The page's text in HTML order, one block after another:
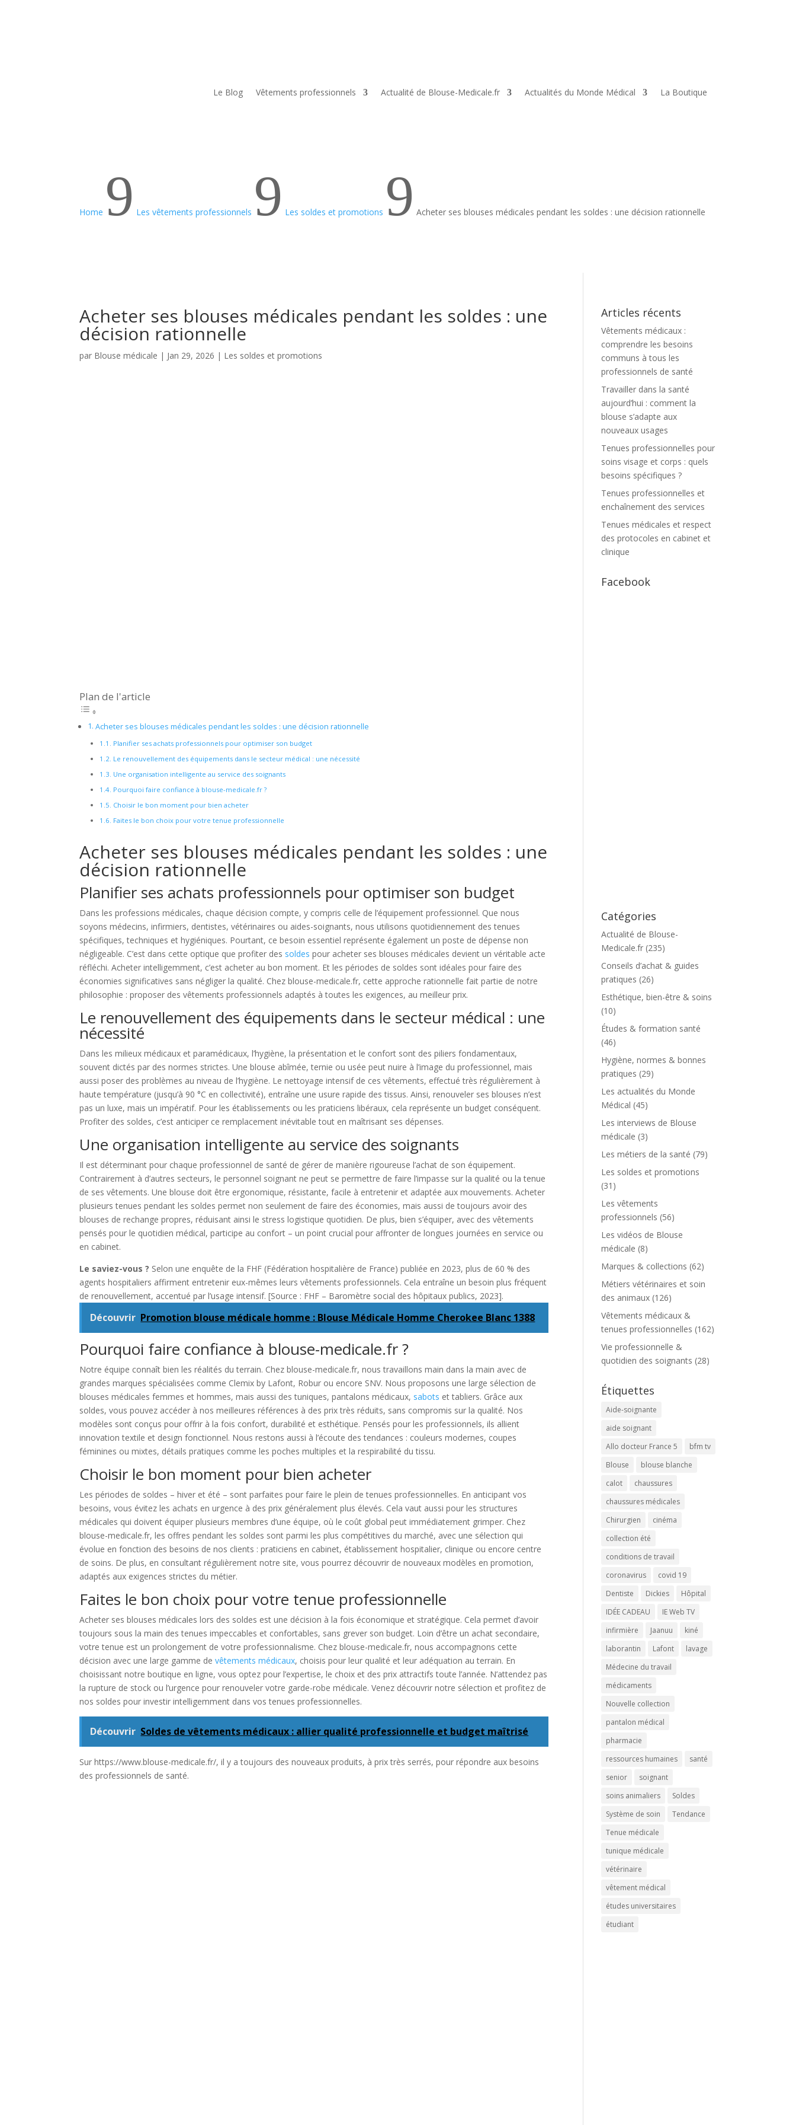
Le Blog Vêtements professionnels Actualité de Blouse-Medicale.fr Actualités du Monde Médical La Boutique
Home 9 Les vêtements professionnels 9 Les soldes et promotions 9 Acheter ses blouses médicales pendant les soldes : une décision rationnelle
Acheter ses blouses médicales pendant les soldes : une
décision rationnelle
par Blouse médicale | Jan 29, 2026 | Les soldes et promotions
Plan de l'article
Acheter ses blouses médicales pendant les soldes : une décision rationnelle
Planifier ses achats professionnels pour optimiser son budget
Le renouvellement des équipements dans le secteur médical : une nécessité
Une organisation intelligente au service des soignants
Pourquoi faire confiance à blouse-medicale.fr ?
Choisir le bon moment pour bien acheter
Faites le bon choix pour votre tenue professionnelle
Acheter ses blouses médicales pendant les soldes : une
décision rationnelle
Planifier ses achats professionnels pour optimiser son budget
Dans les professions médicales, chaque décision compte, y compris celle de l’équipement professionnel. Que nous
soyons médecins, infirmiers, dentistes, vétérinaires ou aides-soignants, nous utilisons quotidiennement des tenues
spécifiques, techniques et hygiéniques. Pourtant, ce besoin essentiel représente également un poste de dépense non
négligeable. C’est dans cette optique que profiter des soldes pour acheter ses blouses médicales devient un véritable acte
réfléchi. Acheter intelligemment, c’est acheter au bon moment. Et les périodes de soldes sont idéales pour faire des
économies significatives sans négliger la qualité. Chez blouse-medicale.fr, cette approche rationnelle fait partie de notre
philosophie : proposer des vêtements professionnels adaptés à toutes les exigences, au meilleur prix.
Le renouvellement des équipements dans le secteur médical : une
nécessité
Dans les milieux médicaux et paramédicaux, l’hygiène, la présentation et le confort sont des piliers fondamentaux,
souvent dictés par des normes strictes. Une blouse abîmée, ternie ou usée peut nuire à l’image du professionnel, mais
aussi poser des problèmes au niveau de l’hygiène. Le nettoyage intensif de ces vêtements, effectué très régulièrement à
haute température (jusqu’à 90 °C en collectivité), entraîne une usure rapide des tissus. Ainsi, renouveler ses blouses n’est
pas un luxe, mais un impératif. Pour les établissements ou les praticiens libéraux, cela représente un budget conséquent.
Profiter des soldes, c’est anticiper ce remplacement inévitable tout en maîtrisant ses dépenses.
Une organisation intelligente au service des soignants
Il est déterminant pour chaque professionnel de santé de gérer de manière rigoureuse l’achat de son équipement.
Contrairement à d’autres secteurs, le personnel soignant ne peut se permettre de faire l’impasse sur la qualité ou la tenue
de ses vêtements. Une blouse doit être ergonomique, résistante, facile à entretenir et adaptée aux mouvements. Acheter
plusieurs tenues pendant les soldes permet non seulement de faire des économies, mais aussi de toujours avoir des
blouses de rechange propres, réduisant ainsi le stress logistique quotidien. De plus, bien s’équiper, avec des vêtements
pensés pour le quotidien médical, participe au confort – un point crucial pour affronter de longues journées en service ou
en cabinet.
Le saviez-vous ? Selon une enquête de la FHF (Fédération hospitalière de France) publiée en 2023, plus de 60 % des
agents hospitaliers affirment entretenir eux-mêmes leurs vêtements professionnels. Cela entraîne un besoin plus fréquent
de renouvellement, accentué par l’usage intensif. [Source : FHF – Baromètre social des hôpitaux publics, 2023].
Découvrir Promotion blouse médicale homme : Blouse Médicale Homme Cherokee Blanc 1388
Pourquoi faire confiance à blouse-medicale.fr ?
Notre équipe connaît bien les réalités du terrain. Chez blouse-medicale.fr, nous travaillons main dans la main avec de
grandes marques spécialisées comme Clemix by Lafont, Robur ou encore SNV. Nous proposons une large sélection de
blouses médicales femmes et hommes, mais aussi des tuniques, pantalons médicaux, sabots et tabliers. Grâce aux
soldes, vous pouvez accéder à nos meilleures références à des prix très réduits, sans compromis sur la qualité. Nos
modèles sont conçus pour offrir à la fois confort, durabilité et esthétique. Pensés pour les professionnels, ils allient
innovation textile et design fonctionnel. Nous restons aussi à l’écoute des tendances : couleurs modernes, coupes
féminines ou mixtes, détails pratiques comme les poches multiples et la respirabilité du tissu.
Choisir le bon moment pour bien acheter
Les périodes de soldes – hiver et été – sont parfaites pour faire le plein de tenues professionnelles. En anticipant vos
besoins, vous évitez les achats en urgence à des prix généralement plus élevés. Cela vaut aussi pour les structures
médicales qui doivent équiper plusieurs membres d’une équipe, où le coût global peut immédiatement grimper. Chez
blouse-medicale.fr, les offres pendant les soldes sont parmi les plus compétitives du marché, avec une sélection qui
évolue en fonction des besoins de nos clients : praticiens en cabinet, établissement hospitalier, clinique ou encore centre
de soins. De plus, en consultant régulièrement notre site, vous pourrez découvrir de nouveaux modèles en promotion,
adaptés aux exigences strictes du métier.
Faites le bon choix pour votre tenue professionnelle
Acheter ses blouses médicales lors des soldes est une décision à la fois économique et stratégique. Cela permet d’avoir
toujours sous la main des tenues impeccables et confortables, sans grever son budget. Loin d’être un achat secondaire,
votre tenue est un prolongement de votre professionnalisme. Chez blouse-medicale.fr, nous accompagnons cette
décision avec une large gamme devêtements médicaux, choisis pour leur qualité et leur adéquation au terrain. En
choisissant notre boutique en ligne, vous optez pour l’expertise, le choix et des prix attractifs toute l’année. N’attendez pas
la rupture de stock ou l’urgence pour renouveler votre garde-robe médicale. Venez découvrir notre sélection et profitez de
nos soldes pour investir intelligemment dans vos tenues professionnelles.
Découvrir Soldes de vêtements médicaux : allier qualité professionnelle et budget maîtrisé
Sur https://www.blouse-medicale.fr/, il y a toujours des nouveaux produits, à prix très serrés, pour répondre aux besoins
des professionnels de santé.
Articles récents
Vêtements médicaux :
comprendre les besoins
communs à tous les
professionnels de santé
Travailler dans la santé
aujourd’hui : comment la
blouse s’adapte aux
nouveaux usages
Tenues professionnelles pour
soins visage et corps : quels
besoins spécifiques ?
Tenues professionnelles et
enchaînement des services
Tenues médicales et respect
des protocoles en cabinet et
clinique
Facebook
Catégories
Actualité de Blouse-
Medicale.fr (235)
Conseils d’achat & guides
pratiques (26)
Esthétique, bien-être & soins
(10)
Études & formation santé
(46)
Hygiène, normes & bonnes
pratiques (29)
Les actualités du Monde
Médical (45)
Les interviews de Blouse
médicale (3)
Les métiers de la santé (79)
Les soldes et promotions
(31)
Les vêtements
professionnels (56)
Les vidéos de Blouse
médicale (8)
Marques & collections (62)
Métiers vétérinaires et soin
des animaux (126)
Vêtements médicaux &
tenues professionnelles (162)
Vie professionnelle &
quotidien des soignants (28)
Étiquettes
Aide-soignante
aide soignant
Allo docteur France 5
bfm tv
Blouse
blouse blanche
calot
chaussures
chaussures médicales
Chirurgien
cinéma
collection été
conditions de travail
coronavirus
covid 19
Dentiste
Dickies
Hôpital
IDÉE CADEAU
IE Web TV
infirmière
Jaanuu
kiné
laborantin
Lafont
lavage
Médecine du travail
médicaments
Nouvelle collection
pantalon médical
pharmacie
ressources humaines
santé
senior
soignant
soins animaliers
Soldes
Système de soin
Tendance
Tenue médicale
tunique médicale
vétérinaire
vêtement médical
études universitaires
étudiant